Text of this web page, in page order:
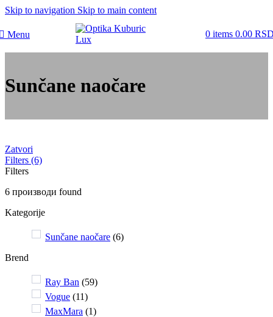
Skip to navigation Skip to main content
Menu 0 items 0.00
Sunčane naočare
Zatvori
Filters (6)
Filters
6 производи found
Kategorije
Sunčane naočare (6)
Brend
Ray Ban (59)
Vogue (11)
MaxMara (1)